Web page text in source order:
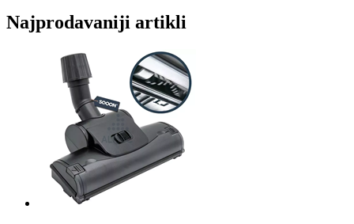
Najprodavaniji artikli